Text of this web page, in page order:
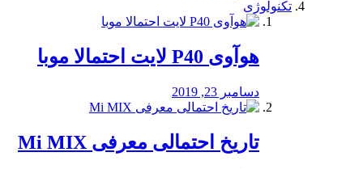
تکنولوژی
هوآوی P40 لایت احتمالا موبا
دسامبر 23, 2019
تاریخ احتمالی معرفی Mi MIX